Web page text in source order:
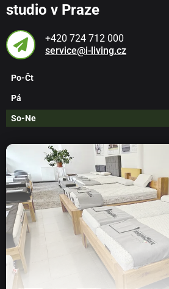
studio v Praze
+420 724 712 000
service@i-living.cz
Po-Čt
Pá
So-Ne